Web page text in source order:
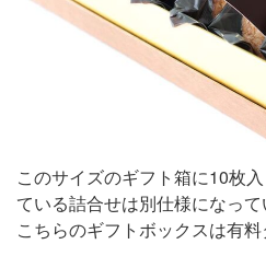
このサイズのギフト箱に10枚
ている詰合せは別仕様になって
こちらのギフトボックスは有料